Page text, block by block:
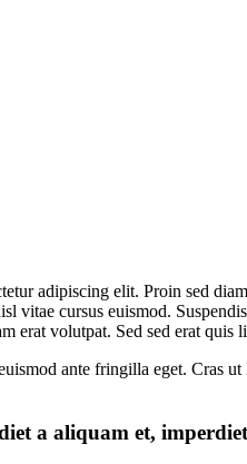
adipiscing elit. Proin sed
vitae cursus euismod.
erat volutpat. Sed sed erat quis
ante fringilla eget. Cras
a aliquam et,